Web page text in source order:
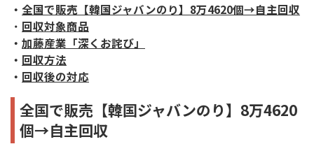
・ 全国で販売【韓国ジャバンのり】8万4620個→自主回収
・ 回収対象商品
・ 加藤産業「深くお詫び」
・ 回収方法
・ 回収後の対応
全国で販売【韓国ジャバンのり】8万4620
個→自主回収